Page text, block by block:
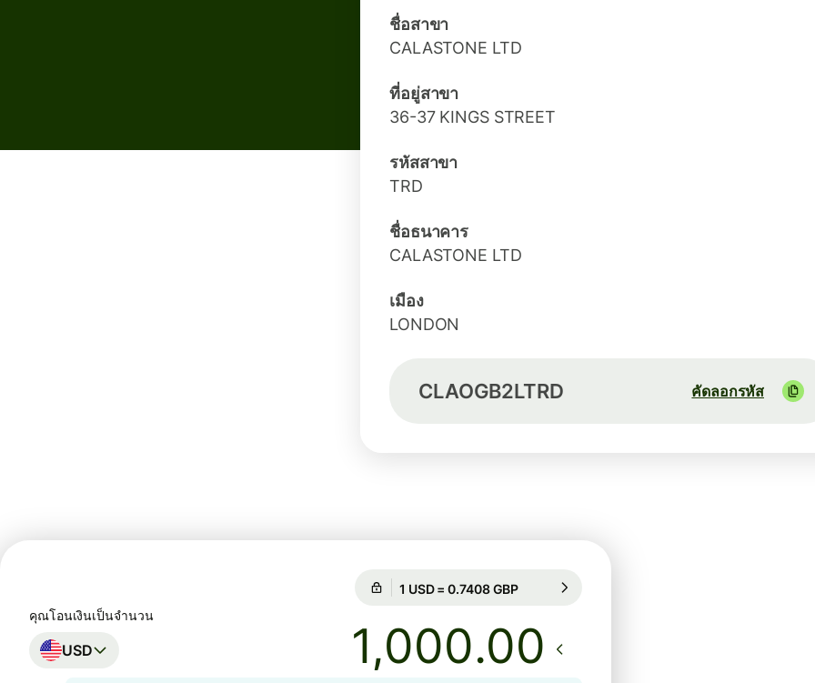
ชื่อสาขา
CALASTONE LTD
ที่อยู่สาขา
36-37 KINGS STREET
รหัสสาขา
TRD
ชื่อธนาคาร
CALASTONE LTD
เมือง
LONDON
CLAOGB2LTRD คัดลอกรหัส
การันตีเรทนี้เป็นเวลา 9 ชม.
คุณโอนเงินเป็นจำนวน
USD .00